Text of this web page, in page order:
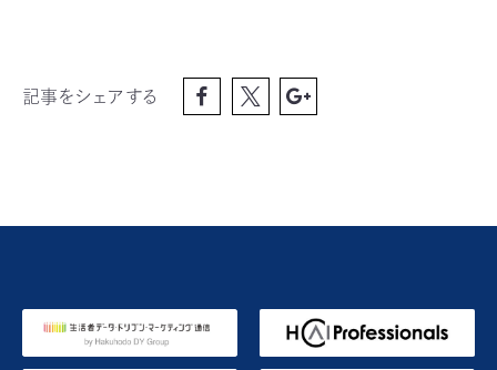
記事をシェアする